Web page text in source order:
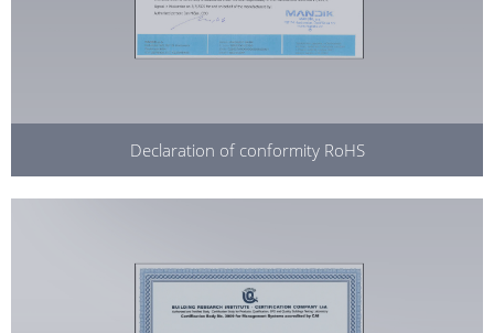
Declaration of conformity RoHS